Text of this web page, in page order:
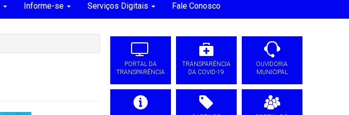
Informe-se Serviços Digitais Fale Conosco
PORTAL DA
TRANSPARÊNCIA
TRANSPARÊNCIA
DA COVID-19
OUVIDORIA
MUNICIPAL